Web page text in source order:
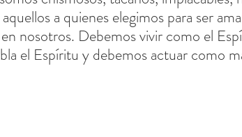
a quienes elegimos para ser
nosotros. Debemos vivir como el
el Espíritu y debemos actuar como